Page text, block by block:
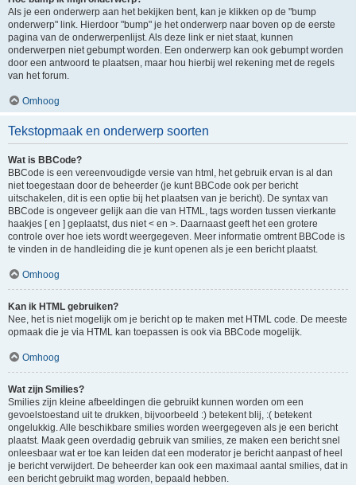
Als je een onderwerp aan het bekijken bent, kan je klikken op de "bump
onderwerp" link. Hierdoor "bump" je het onderwerp naar boven op de eerste
pagina van de onderwerpenlijst. Als deze link er niet staat, kunnen
onderwerpen niet gebumpt worden. Een onderwerp kan ook gebumpt worden
door een antwoord te plaatsen, maar hou hierbij wel rekening met de regels
van het forum.
Omhoog
Tekstopmaak en onderwerp soorten
Wat is BBCode?
BBCode is een vereenvoudigde versie van html, het gebruik ervan is al dan
niet toegestaan door de beheerder (je kunt BBCode ook per bericht
uitschakelen, dit is een optie bij het plaatsen van je bericht). De syntax van
BBCode is ongeveer gelijk aan die van HTML, tags worden tussen vierkante
haakjes [ en ] geplaatst, dus niet < en >. Daarnaast geeft het een grotere
controle over hoe iets wordt weergegeven. Meer informatie omtrent BBCode is
te vinden in de handleiding die je kunt openen als je een bericht plaatst.
Omhoog
Kan ik HTML gebruiken?
Nee, het is niet mogelijk om je bericht op te maken met HTML code. De meeste
opmaak die je via HTML kan toepassen is ook via BBCode mogelijk.
Omhoog
Wat zijn Smilies?
Smilies zijn kleine afbeeldingen die gebruikt kunnen worden om een
gevoelstoestand uit te drukken, bijvoorbeeld :) betekent blij, :( betekent
ongelukkig. Alle beschikbare smilies worden weergegeven als je een bericht
plaatst. Maak geen overdadig gebruik van smilies, ze maken een bericht snel
onleesbaar wat er toe kan leiden dat een moderator je bericht aanpast of heel
je bericht verwijdert. De beheerder kan ook een maximaal aantal smilies, dat in
een bericht gebruikt mag worden, bepaald hebben.